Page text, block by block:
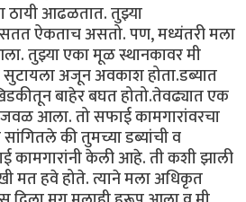
ठायी आढळतात. तुझ्या
ऐकताच असतो. पण, मध्यंतरी मला
तुझ्या एका मूळ स्थानकावर मी
अजून अवकाश होता.डब्यात
बाहेर बघत होतो.तेवढ्यात एक
आला. तो सफाई कामगारांवरचा
सांगितले की तुमच्या डब्यांची व
कामगारांनी केली आहे. ती कशी झाली
मत हवे होते. त्याने मला अधिकृत